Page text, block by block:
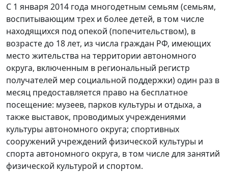
С 1 января 2014 года многодетным семьям (семьям,
воспитывающим трех и более детей, в том числе
находящихся под опекой (попечительством), в
возрасте до 18 лет, из числа граждан РФ, имеющих
место жительства на территории автономного
округа, включенным в региональный регистр
получателей мер социальной поддержки) один раз в
месяц предоставляется право на бесплатное
посещение: музеев, парков культуры и отдыха, а
также выставок, проводимых учреждениями
культуры автономного округа; спортивных
сооружений учреждений физической культуры и
спорта автономного округа, в том числе для занятий
физической культурой и спортом.